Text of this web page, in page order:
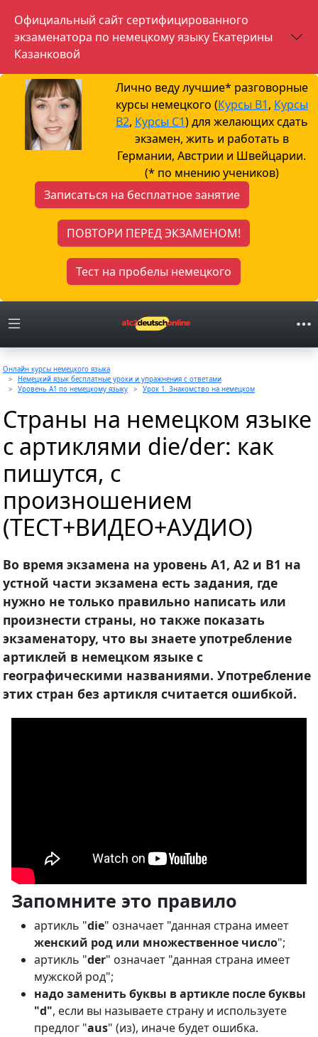
Официальный сайт сертифицированного
экзаменатора по немецкому языку Екатерины
Казанковой
Лично веду лучшие* разговорные
курсы немецкого (Курсы B1, Курсы
B2, Курсы С1) для желающих сдать
экзамен, жить и работать в
Германии, Австрии и Швейцарии.
(* по мнению учеников)
Записаться на бесплатное занятие
ПОВТОРИ ПЕРЕД ЭКЗАМЕНОМ!
Тест на пробелы немецкого
Онлайн курсы немецкого языка
Немецкий язык бесплатные уроки и упражнения с ответами
Уровень A1 по немецкому языку
Урок 1. Знакомство на немецком
Страны на немецком языке
с артиклями die/der: как
пишутся, с
произношением
(ТЕСТ+ВИДЕО+АУДИО)
Во время экзамена на уровень A1, A2 и B1 на
устной части экзамена есть задания, где
нужно не только правильно написать или
произнести страны, но также показать
экзаменатору, что вы знаете употребление
артиклей в немецком языке с
географическими названиями. Употребление
этих стран без артикля считается ошибкой.
Запомните это правило
артикль "die" означает "данная страна имеет
женский род или множественное число";
артикль "der" означает "данная страна имеет
мужской род";
надо заменить буквы в артикле после буквы
"d", если вы называете страну и используете
предлог "aus" (из), иначе будет ошибка.